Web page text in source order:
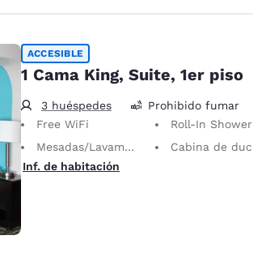
ACCESIBLE
1 Cama King, Suite, 1er piso
3 huéspedes Prohibido fumar
Free WiFi
Roll-In Shower
Mesadas/Lavamanos de baja altura
Cabina de ducha de gran tamaño
Inf. de habitación